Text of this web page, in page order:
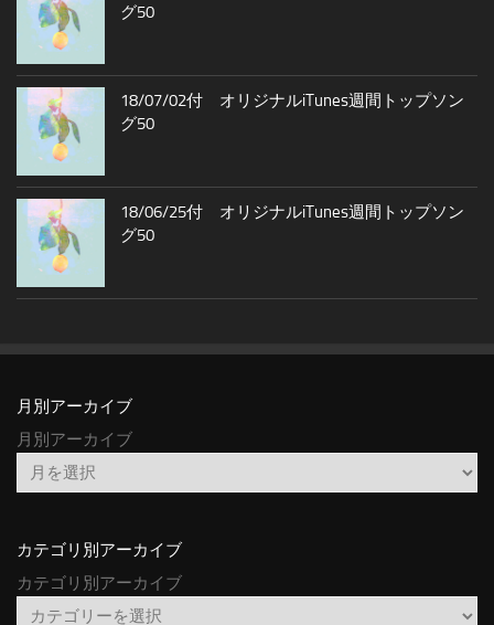
グ50
18/07/02付 オリジナルiTunes週間トップソン
グ50
18/06/25付 オリジナルiTunes週間トップソン
グ50
月別アーカイブ
月別アーカイブ
カテゴリ別アーカイブ
カテゴリ別アーカイブ